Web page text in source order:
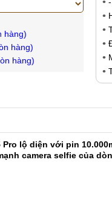
hàng)
hàng)
hàng)
Pro lộ diện với pin
camera selfie của